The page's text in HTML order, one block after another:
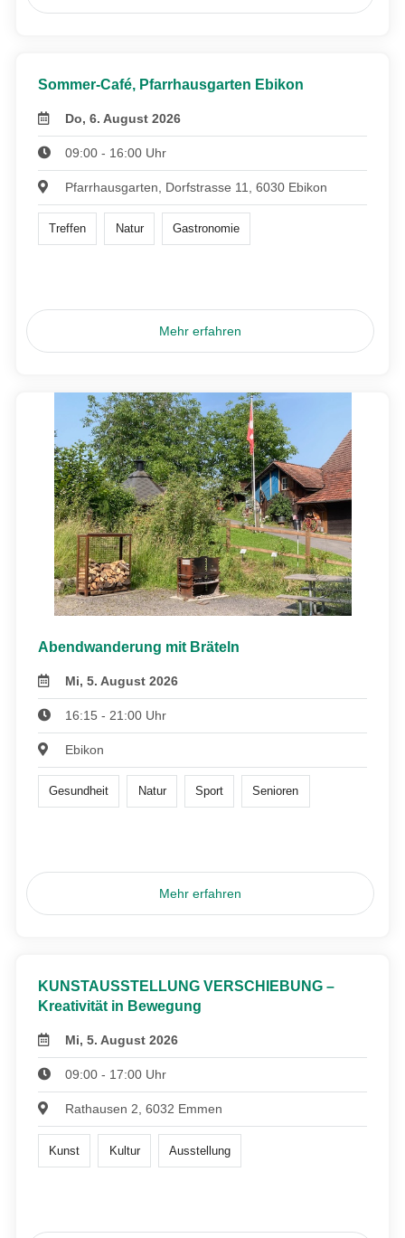
Sommer-Café, Pfarrhausgarten Ebikon
Do, 6. August 2026
09:00 - 16:00 Uhr
Pfarrhausgarten, Dorfstrasse 11, 6030 Ebikon
Treffen Natur Gastronomie
Mehr erfahren
Abendwanderung mit Bräteln
Mi, 5. August 2026
16:15 - 21:00 Uhr
Ebikon
Gesundheit Natur Sport Senioren
Mehr erfahren
KUNSTAUSSTELLUNG VERSCHIEBUNG –
Kreativität in Bewegung
Mi, 5. August 2026
09:00 - 17:00 Uhr
Rathausen 2, 6032 Emmen
Kunst Kultur Ausstellung